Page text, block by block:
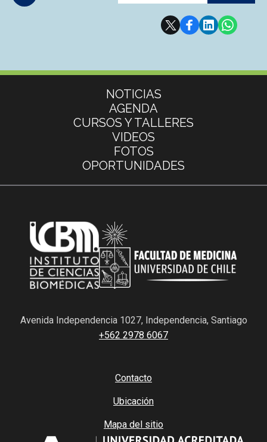
NOTICIAS
AGENDA
CURSOS Y TALLERES
VIDEOS
FOTOS
OPORTUNIDADES
Avenida Independencia 1027, Independencia, Santiago
+562 2978 6067
Contacto
Ubicación
Mapa del sitio